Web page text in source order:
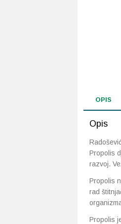
OPIS
Opis
Propolis
razvoj.
Propolis
rad
Propolis